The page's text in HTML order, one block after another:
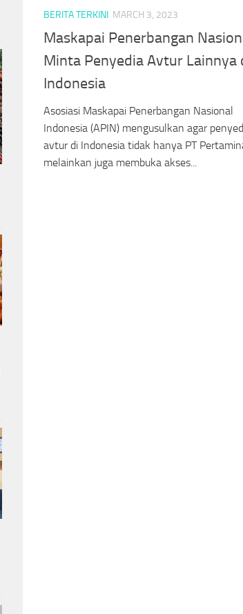
BERITA TERKINI MARCH 3, 2023
Maskapai Penerbangan
Minta Penyedia Avtur Lainnya
Indonesia
Asosiasi Maskapai Penerbangan Nasional
Indonesia (APIN) mengusulkan agar
avtur di Indonesia tidak hanya PT
melainkan juga membuka akses...